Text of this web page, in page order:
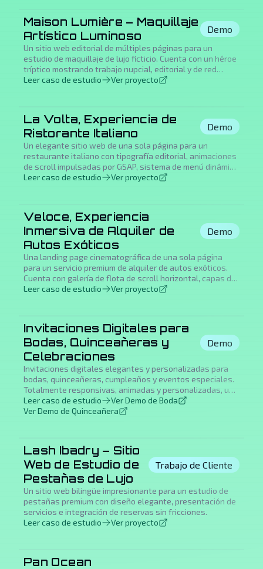
Maison Lumière – Maquillaje
Artístico Luminoso
Demo
Un sitio web editorial de múltiples páginas para un
estudio de maquillaje de lujo ficticio. Cuenta con un héroe
tríptico mostrando trabajo nupcial, editorial y de red
carpet, animaciones GSAP impulsadas por scroll, Lenis
marcas de belleza de alta gama.
Leer caso de estudio Ver proyecto
La Volta, Experiencia de
Ristorante Italiano
Demo
Un elegante sitio web de una sola página para un
restaurante italiano con tipografía editorial, animaciones
de scroll impulsadas por GSAP, sistema de menú dinámico
con pestañas, formulario de reserva con validación y una
Leer caso de estudio Ver proyecto
Veloce, Experiencia
Inmersiva de Alquiler de
Autos Exóticos
Demo
Una landing page cinematográfica de una sola página
para un servicio premium de alquiler de autos exóticos.
Cuenta con galería de flota de scroll horizontal, capas de
parallax profundas, cursor personalizado, animación de
Leer caso de estudio Ver proyecto
Invitaciones Digitales para
Bodas, Quinceañeras y
Celebraciones
Demo
Invitaciones digitales elegantes y personalizadas para
bodas, quinceañeras, cumpleaños y eventos especiales.
Totalmente responsivas, animadas y personalizadas, una
alternativa moderna a las invitaciones de papel que a los
invitados les encanta abrir.
Leer caso de estudio
Ver Demo de Boda
Ver Demo de Quinceañera
Lash Ibadry – Sitio
Web de Estudio de
Pestañas de Lujo
Trabajo de Cliente
Un sitio web bilingüe impresionante para un estudio de
pestañas premium con diseño elegante, presentación de
servicios e integración de reservas sin fricciones.
Leer caso de estudio
Ver proyecto
Pan Ocean